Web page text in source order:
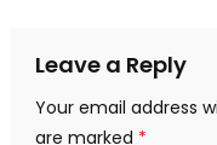
Leave a Reply
Your email address
are marked *